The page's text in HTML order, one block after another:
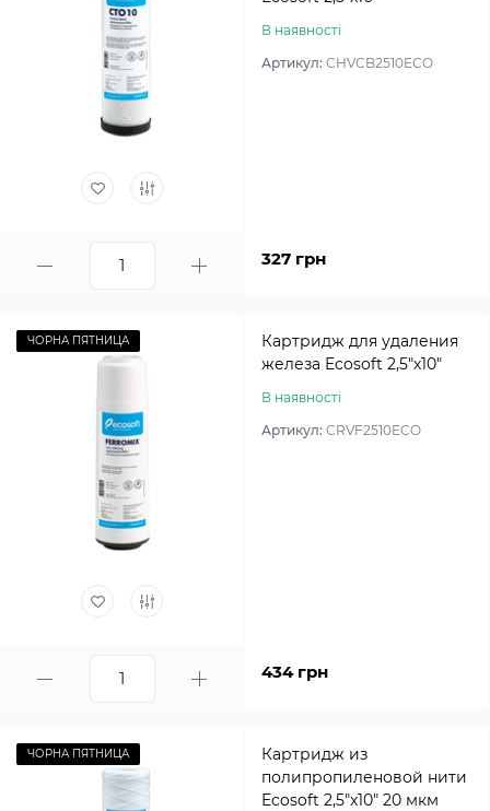
В наявності
Артикул: CHVCB2510ECO
327 грн
ЧОРНА ПЯТНИЦА
Картридж для удаления
железа Ecosoft 2,5″х10″
В наявності
Артикул: CRVF2510ECO
434 грн
ЧОРНА ПЯТНИЦА
Картридж из
полипропиленовой нити
Ecosoft 2,5″x10″ 20 мкм